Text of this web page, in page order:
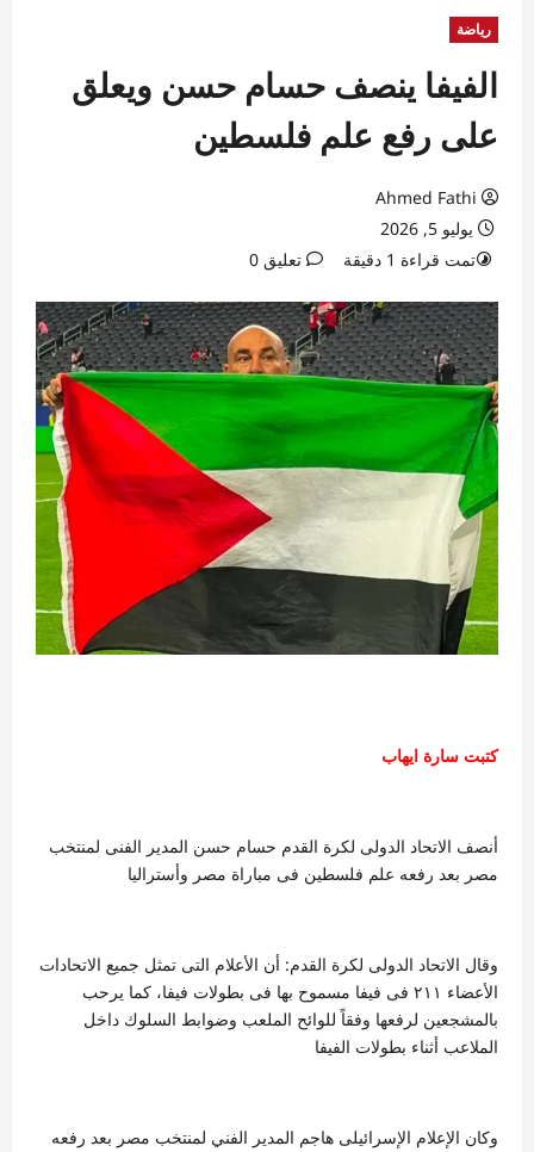
رياضة
الفيفا ينصف حسام حسن ويعلق
على رفع علم فلسطين
Ahmed Fathi
يوليو 5, 2026
تمت قراءة 1 دقيقة
تعليق 0
كتبت سارة ايهاب
أنصف الاتحاد الدولى لكرة القدم حسام حسن المدير الفنى لمنتخب
مصر بعد رفعه علم فلسطين فى مباراة مصر وأستراليا
وقال الاتحاد الدولى لكرة القدم: أن الأعلام التى تمثل جميع الاتحادات
الأعضاء ٢١١ فى فيفا مسموح بها فى بطولات فيفا، كما يرحب
بالمشجعين لرفعها وفقاً للوائح الملعب وضوابط السلوك داخل
الملاعب أثناء بطولات الفيفا
وكان الإعلام الإسرائيلى هاجم المدير الفني لمنتخب مصر بعد رفعه